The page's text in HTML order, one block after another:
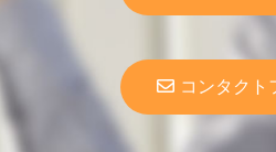
コンタクト